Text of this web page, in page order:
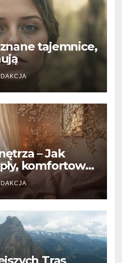
tajemnice,
– Jak
komfortowy